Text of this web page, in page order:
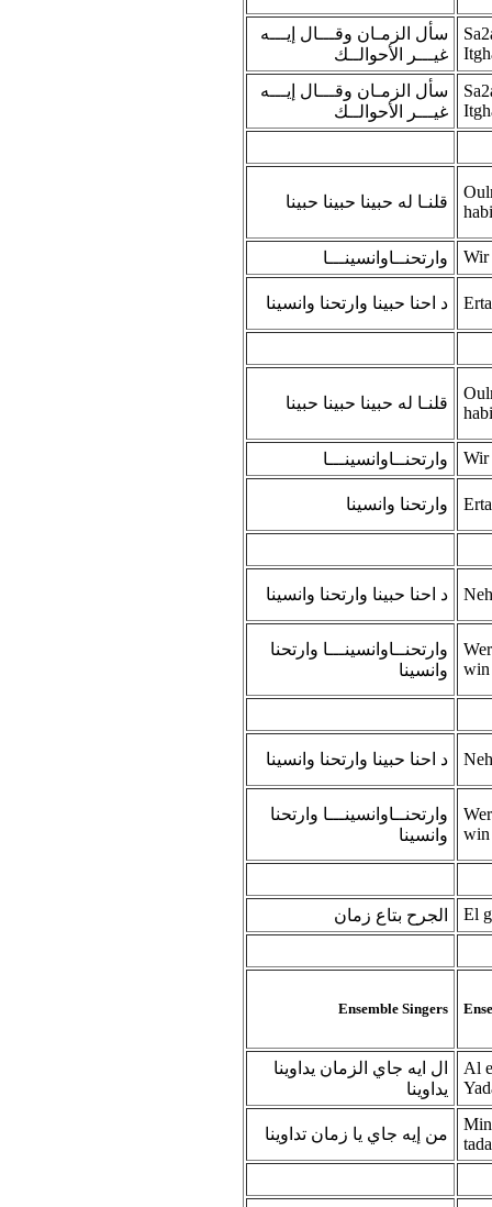
سأل الزمـان وقـــال إيـــه
غيـــر الأحوالــك
سأل الزمـان وقـــال إيـــه
غيـــر الأحوالــك
قلنـا له حبينا حبينا حبينا
وارتحنــاوانسينـــا Wir
د احنا حبينا وارتحنا وانسينا
قلنـا له حبينا حبينا حبينا
وارتحنــاوانسينـــا Wir
وارتحنا وانسينا
د احنا حبينا وارتحنا وانسينا
وارتحنــاوانسينـــا وارتحنا
وانسينا
win
د احنا حبينا وارتحنا وانسينا
وارتحنــاوانسينـــا وارتحنا
وانسينا
win
الجرح بتاع زمان El
Ensemble Singers
ال ايه جاي الزمان يداوينا
يداوينا
Al
من إيه جاي يا زمان تداوينا